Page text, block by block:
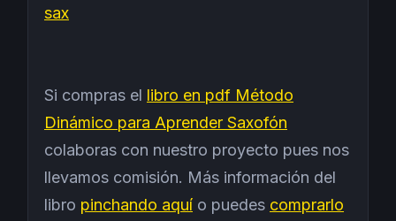
sax
Si compras el libro en pdf Método
Dinámico para Aprender Saxofón
colaboras con nuestro proyecto pues nos
llevamos comisión. Más información del
libro pinchando aquí o puedes comprarlo